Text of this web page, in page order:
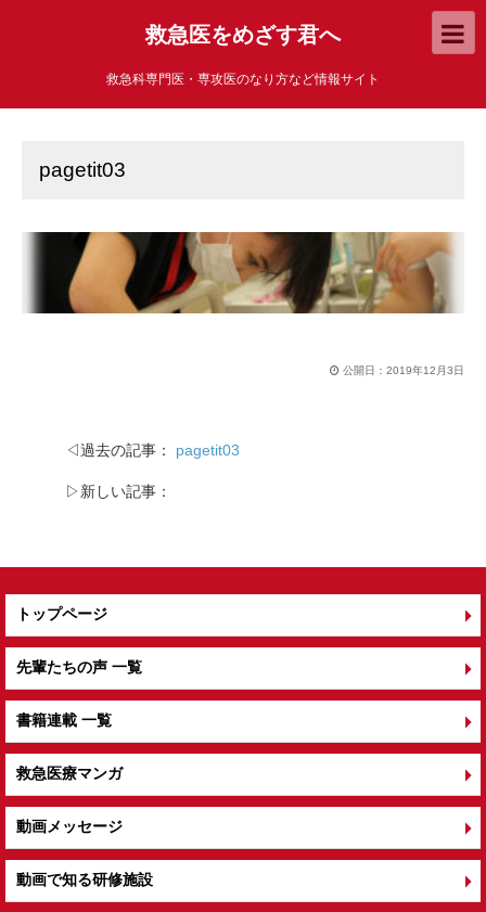
救急医をめざす君へ
救急科専門医・専攻医のなり方など情報サイト
pagetit03
公開日： 2019年12月3日
◁過去の記事： pagetit03
▷新しい記事：
トップページ
先輩たちの声 一覧
書籍連載 一覧
救急医療マンガ
動画メッセージ
動画で知る研修施設